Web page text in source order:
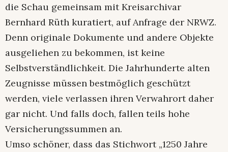
die Schau gemeinsam mit Kreisarchivar
Bernhard Rüth kuratiert, auf Anfrage der NRWZ.
Denn originale Dokumente und andere Objekte
ausgeliehen zu bekommen, ist keine
Selbstverständlichkeit. Die Jahrhunderte alten
Zeugnisse müssen bestmöglich geschützt
werden, viele verlassen ihren Verwahrort daher
gar nicht. Und falls doch, fallen teils hohe
Versicherungssummen an.
Umso schöner, dass das Stichwort „1250 Jahre